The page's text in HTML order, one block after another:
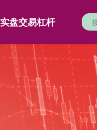
实盘交易杠杆